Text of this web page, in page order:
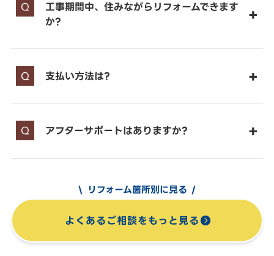
工事期間中、住みながらリフォームできます
か?
支払い方法は?
アフターサポートはありますか?
リフォーム箇所別に見る
よくあるご相談をもっと見る